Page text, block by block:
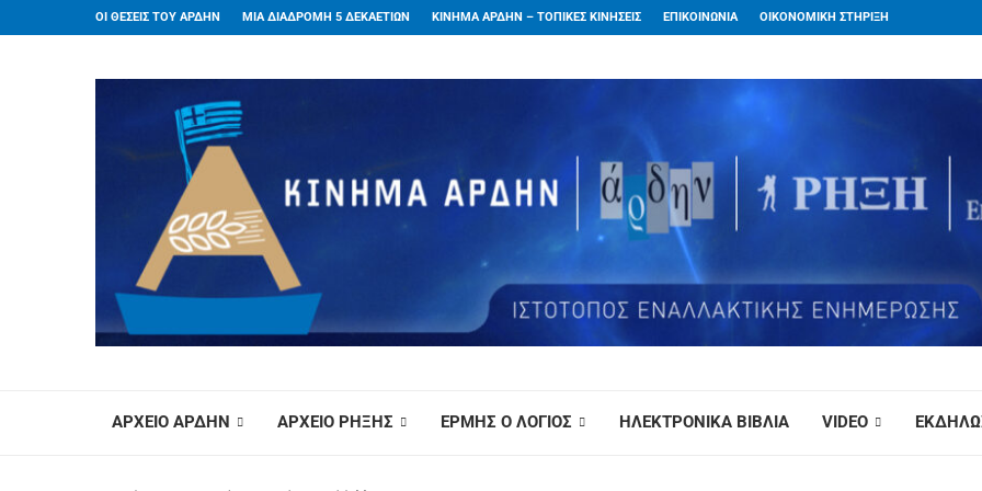
ΟΙ ΘΕΣΕΙΣ ΤΟΥ ΑΡΔΗΝ ΜΙΑ ΔΙΑΔΡΟΜΗ 5 ΔΕΚΑΕΤΙΩΝ ΚΙΝΗΜΑ ΑΡΔΗΝ – ΤΟΠΙΚΕΣ ΚΙΝΗΣΕΙΣ ΕΠΙΚΟΙΝΩΝΙΑ ΟΙΚΟΝΟΜΙΚΗ ΣΤΗΡΙΞΗ
ΑΡΧΕΙΟ ΑΡΔΗΝ ΑΡΧΕΙΟ ΡΗΞΗΣ ΕΡΜΗΣ Ο ΛΟΓΙΟΣ ΗΛΕΚΤΡΟΝΙΚΑ ΒΙΒΛΙΑ VIDEO